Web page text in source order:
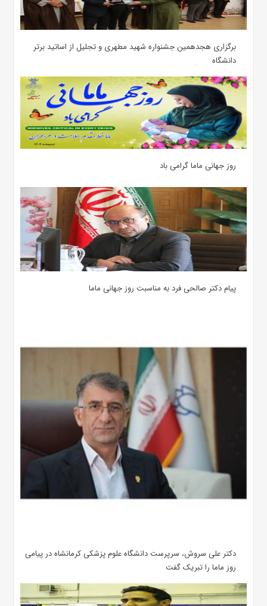
برگزاری هجدهمین جشنواره شهید مطهری و تجلیل از اساتید برتر
دانشگاه
روز جهانی ماما گرامی باد
پیام دکتر صالحی فرد به مناسبت روز جهانی ماما
دکتر علی سروش، سرپرست دانشگاه علوم پزشکی کرمانشاه در پیامی
روز ماما را تبریک گفت